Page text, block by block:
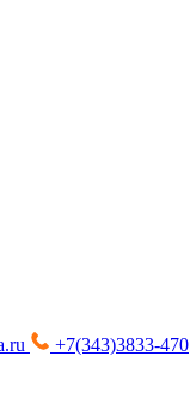
+7(343)3833-470